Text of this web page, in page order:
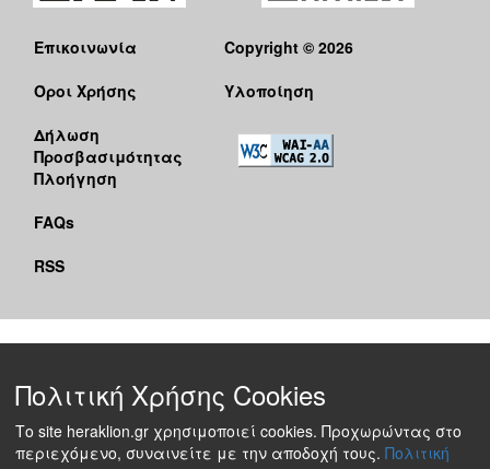
Επικοινωνία
Όροι Χρήσης
Δήλωση
Προσβασιμότητας
Πλοήγηση
FAQs
RSS
Copyright © 2026
Υλοποίηση
Πολιτική Χρήσης Cookies
Το site heraklion.gr χρησιμοποιεί cookies. Προχωρώντας στο
περιεχόμενο, συναινείτε με την αποδοχή τους. Πολιτική